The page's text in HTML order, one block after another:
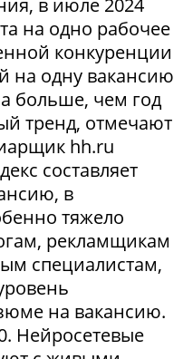
на одно рабочее
конкуренции
на одну вакансию
больше, чем год
тренд, отмечают
hh.ru
составляет
в
тяжело
рекламщикам
специалистам,
на вакансию.
Нейросетевые